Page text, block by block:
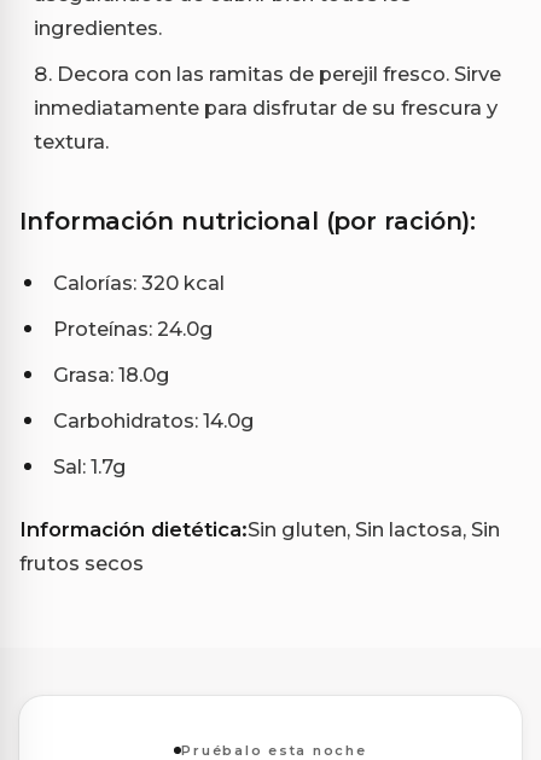
ingredientes.
Decora con las ramitas de perejil fresco. Sirve
inmediatamente para disfrutar de su frescura y
textura.
Información nutricional (por ración):
Calorías: 320 kcal
Proteínas: 24.0g
Grasa: 18.0g
Carbohidratos: 14.0g
Sal: 1.7g
Información dietética:Sin gluten, Sin lactosa, Sin
frutos secos
Pruébalo esta noche